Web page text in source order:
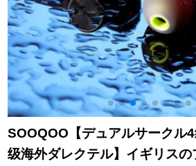
SOOQOO【デュアルサークル
级海外ダレクテル】イギリス